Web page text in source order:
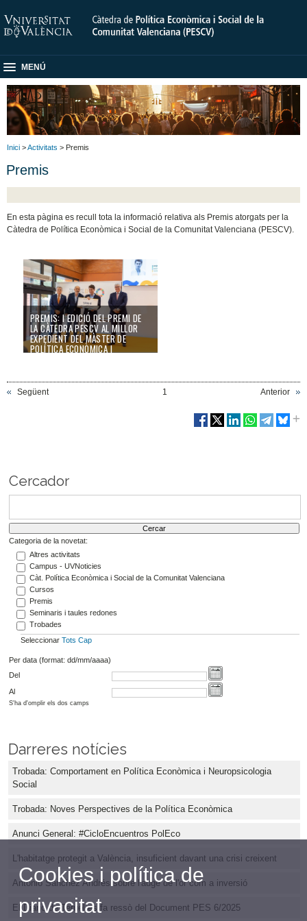
MENÚ
Inici >Activitats > Premis
Premis
En esta pàgina es recull tota la informació relativa als Premis atorgats per la
Càtedra de Política Econòmica i Social de la Comunitat Valenciana (PESCV).
PREMIS: I EDICIÓ DEL PREMI DE
LA CÀTEDRA PESCV AL MILLOR
EXPEDIENT DEL MÀSTER DE
POLÍTICA ECONÒMICA I
Següent Anterior
1
Cercador
Categoria de la novetat:
Altres activitats
Campus - UVNoticies
Càt. Política Econòmica i Social de la Comunitat Valenciana
Cursos
Premis
Seminaris i taules redones
Trobades
Seleccionar Tots Cap
Per data (format: dd/mm/aaaa)
Del
Al
S'ha d'omplir els dos camps
Darreres notícies
Trobada: Comportament en Política Econòmica i Neuropsicologia
Social
Trobada: Noves Perspectives de la Política Econòmica
Anunci General: #CicloEncuentros PolEco
L'habitatge protegit a València, insuficient davant una crisi creixent
Antonio Sánchez Andrés sobre l'auge de l'or com a inversió
El Diario de Teruel es fa ressò del Document PES 6/2025
Cookies i política de
privacitat